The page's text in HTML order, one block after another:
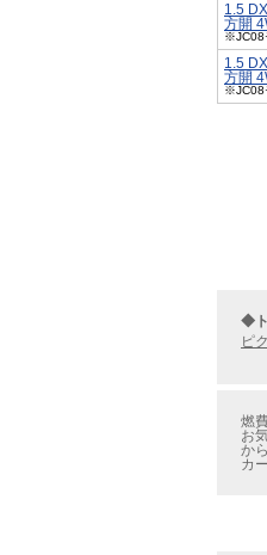
1.5
方開
※JC08
1.5
方開
※JC08
◆ト
ピ
燃
お
か
カ